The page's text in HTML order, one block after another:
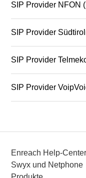
SIP Provider NFON
SIP Provider
SIP Provider
SIP Provider
Enreach Help-
Swyx und Netphone